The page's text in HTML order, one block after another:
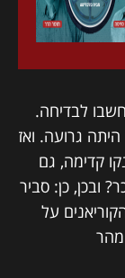
נחשבו לבדיחה.
גרועה. ואז
קדימה, גם
ובכן, כן: סביר
על
מהר